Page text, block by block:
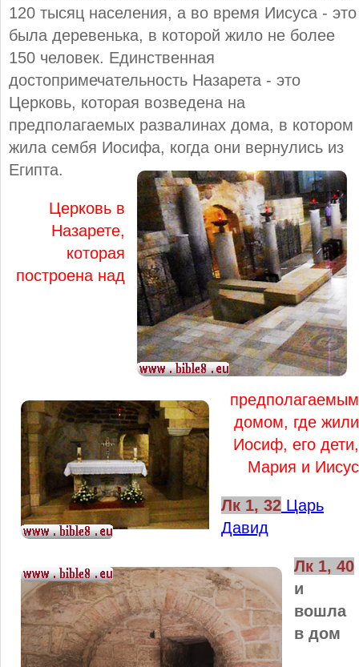
120 тысяц населения, а во время Иисуса - это
была деревенька, в которой жило не более
150 человек. Единственная
достопримечательность Назарета - это
Церковь, которая возведена на
предполагаемых развалинах дома, в котором
жила сембя Иосифа, когда они вернулись из
Египта.
Церковь в
Назарете,
которая
построена над
предполагаемым
домом, где жили
Иосиф, его дети,
Мария и Иисус
Лк 1, 32 Царь
Давид
Лк 1, 40
и
вошла
в дом